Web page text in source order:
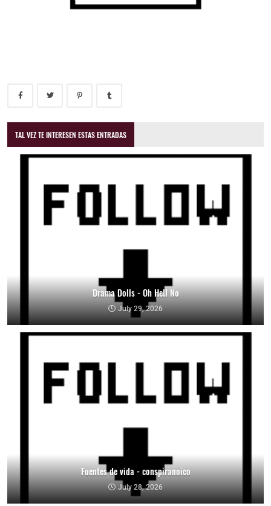
TAL VEZ TE INTERESEN ESTAS ENTRADAS
Drama Dolls - Oh Hell No
July 29, 2026
Fuentes de vida - conspiranoico
July 28, 2026